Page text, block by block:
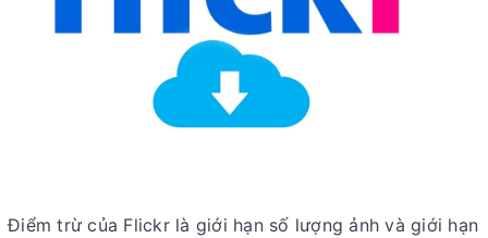
Điểm trừ của Flickr là giới hạn số lượng ảnh và giới hạn